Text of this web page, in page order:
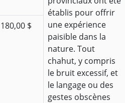
établis pour offrir
une expérience
paisible dans la
nature. Tout
chahut, y compris
le bruit excessif, et
le langage ou des
gestes obscènes
180,00 $